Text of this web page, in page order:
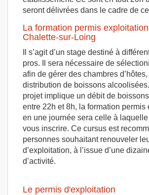
seront délivrées dans le cadre de
La formation permis
Chalette-sur-Loing
Il s’agit d’un stage destiné à
pros. Il sera nécessaire de
afin de gérer des chambres
distribution de boissons
projet implique un débit de
entre 22h et 8h, la formation permis
en une journée sera celle à
vous inscrire. Ce cursus est
personnes souhaitant renouveler
d’exploitation, à l’issue d’une
d’activité.
Le permis d'exploitation